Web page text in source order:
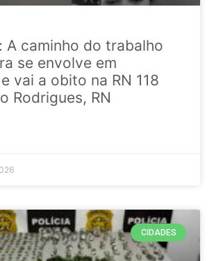
A caminho do trabalho
se envolve em
vai a obito na RN 118
Rodrigues, RN
CIDADES